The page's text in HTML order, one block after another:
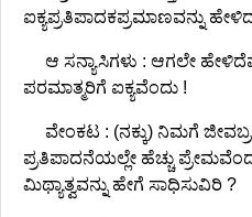
ಐಕ್ಯಪ್ರತಿಪಾದಕಪ್ರಮಾಣವನ್ನು
ಆ ಸನ್ಯಾಸಿಗಳು : ಆಗಲೇ
ಪರಮಾತ್ಮರಿಗೆ ಐಕ್ಯವೆಂದು !
ವೇಂಕಟ : (ನಕ್ಕು) ನಿಮಗೆ
ಪ್ರತಿಪಾದನೆಯಲ್ಲೇ ಹೆಚ್ಚು
ಮಿಥ್ಯಾತ್ವವನ್ನು ಹೇಗೆ ಸಾಧಿಸುವಿರಿ ?